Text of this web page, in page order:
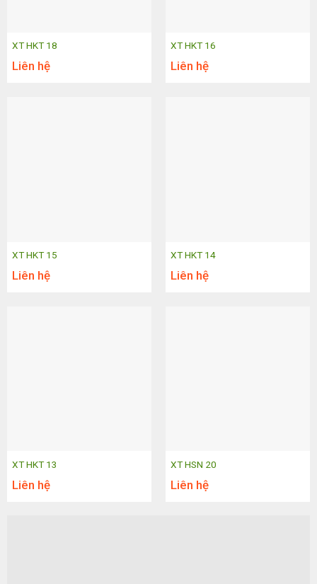
XT HKT 18
Liên hệ
XT HKT 16
Liên hệ
XT HKT 15
Liên hệ
XT HKT 14
Liên hệ
XT HKT 13
Liên hệ
XT HSN 20
Liên hệ